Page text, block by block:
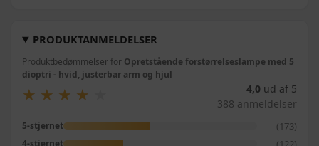
PRODUKTANMELDELSER
Produktbedømmelser for Opretstående forstørrelseslampe med 5
dioptri - hvid, justerbar arm og hjul
★
★ ★
★ ★
★ ★
★ 4,0 ud af 5
388 anmeldelser
5-stjernet (173)